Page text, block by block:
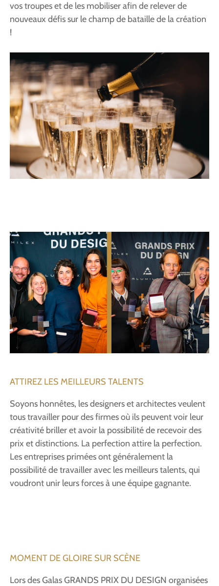
vos troupes et de les mobiliser afin de relever de
nouveaux défis sur le champ de bataille de la création
!
ATTIREZ LES MEILLEURS TALENTS
Soyons honnêtes, les designers et architectes veulent
tous travailler pour des firmes où ils peuvent voir leur
créativité briller et avoir la possibilité de recevoir des
prix et distinctions. La perfection attire la perfection.
Les entreprises primées ont généralement la
possibilité de travailler avec les meilleurs talents, qui
voudront unir leurs forces à une équipe gagnante.
MOMENT DE GLOIRE SUR SCÈNE
Lors des Galas GRANDS PRIX DU DESIGN organisées